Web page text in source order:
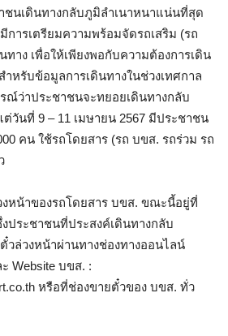
ชนเดินทางกลับภูมิลำเนาหนาแน่นที่สุด
การเตรียมความพร้อมจัดรถเสริม (รถ
ทาง เพื่อให้เพียงพอกับความต้องการเดิน
หรับข้อมูลการเดินทางในช่วงเทศกาล
ณ์ว่าประชาชนจะทยอยเดินทางกลับ
ต่วันที่ 9 – 11 เมษายน 2567 มีประชาชน
คน ใช้รถโดยสาร (รถ บขส. รถร่วม รถ
หน้าของรถโดยสาร บขส. ขณะนี้อยู่ที่
ประชาชนที่ประสงค์เดินทางกลับ
วล่วงหน้าผ่านทางช่องทางออนไลน์
Website บขส. :
หรือที่ช่องขายตั๋วของ บขส. ทั่ว